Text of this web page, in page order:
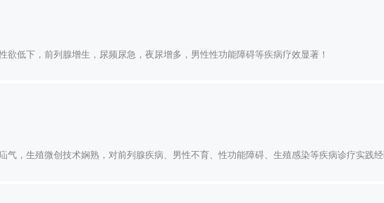
低下，前列腺增生，尿频尿急，夜尿增多，男性性功能障碍等疾病疗效显著！
气，生殖微创技术娴熟，对前列腺疾病、男性不育、性功能障碍、生殖感染等疾病诊疗实践